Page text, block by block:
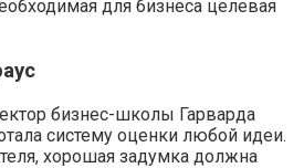
для бизнеса целевая
бизнес-школы Гарварда
систему оценки любой идеи.
хорошая задумка должна